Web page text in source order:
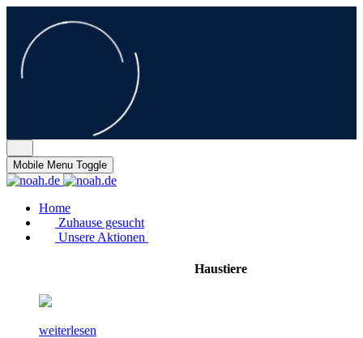
Mobile Menu Toggle
Home
Zuhause gesucht
Unsere Aktionen
Haustiere
weiterlesen